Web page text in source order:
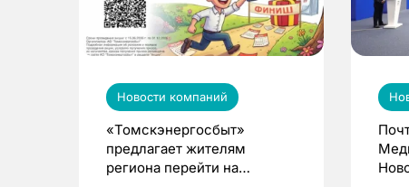
Новости компаний
«Томскэнергосбыт»
предлагает жителям
региона перейти на